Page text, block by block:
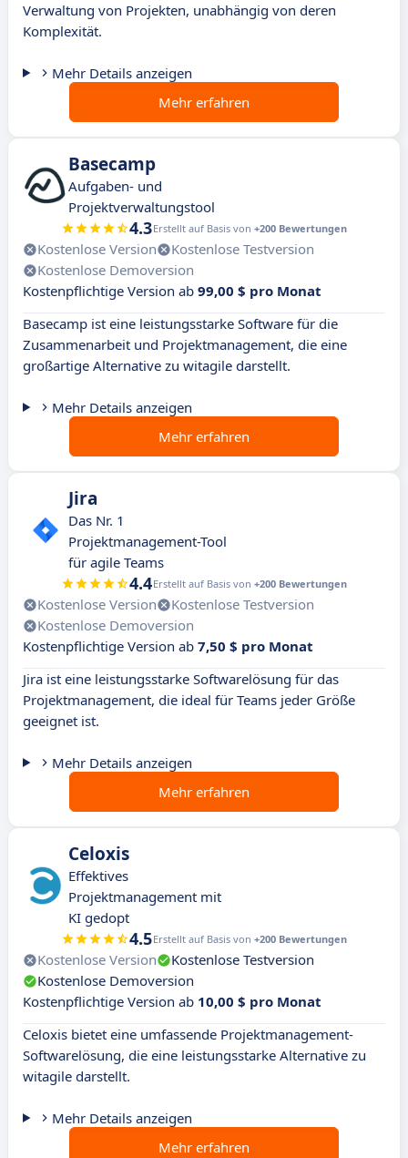
Verwaltung von Projekten, unabhängig von deren
Komplexität.
Mehr Details anzeigen
Mehr erfahren
Basecamp
Aufgaben- und
Projektverwaltungstool
4.3Erstellt auf Basis von +200 Bewertungen
Kostenlose Version
Kostenlose Testversion
Kostenlose Demoversion
Kostenpflichtige Version ab 99,00 $ pro Monat
Basecamp ist eine leistungsstarke Software für die
Zusammenarbeit und Projektmanagement, die eine
großartige Alternative zu witagile darstellt.
Mehr Details anzeigen
Mehr erfahren
Jira
Das Nr. 1
Projektmanagement-Tool
für agile Teams
4.4Erstellt auf Basis von +200 Bewertungen
Kostenlose Version
Kostenlose Testversion
Kostenlose Demoversion
Kostenpflichtige Version ab 7,50 $ pro Monat
Jira ist eine leistungsstarke Softwarelösung für das
Projektmanagement, die ideal für Teams jeder Größe
geeignet ist.
Mehr Details anzeigen
Mehr erfahren
Celoxis
Effektives
Projektmanagement mit
KI gedopt
4.5Erstellt auf Basis von +200 Bewertungen
Kostenlose Version
Kostenlose Testversion
Kostenlose Demoversion
Kostenpflichtige Version ab 10,00 $ pro Monat
Celoxis bietet eine umfassende Projektmanagement-
Softwarelösung, die eine leistungsstarke Alternative zu
witagile darstellt.
Mehr Details anzeigen
Mehr erfahren